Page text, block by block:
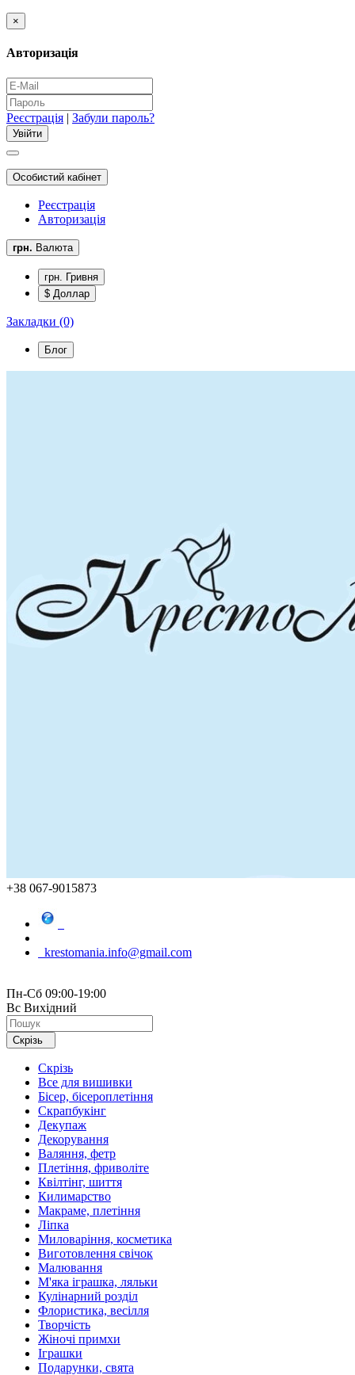
×
Авторизація
Реєстрація | Забули пароль?
Особистий кабінет
Реєстрація
Авторизація
грн. Валюта
грн. Гривня
$ Доллар
Закладки (0)
Блог
+38 067-9015873
krestomania.info@gmail.com
Пн-Сб 09:00-19:00
Вс Вихідний
Скрізь
Скрізь
Все для вишивки
Бісер, бісероплетіння
Скрапбукінг
Декупаж
Декорування
Валяння, фетр
Плетіння, фриволіте
Квілтінг, шиття
Килимарство
Макраме, плетіння
Ліпка
Миловаріння, косметика
Виготовлення свічок
Малювання
М'яка іграшка, ляльки
Кулінарний розділ
Флористика, весілля
Творчість
Жіночі примхи
Іграшки
Подарунки, свята